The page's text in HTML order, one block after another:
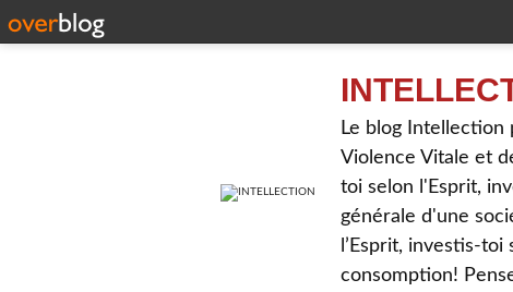
Le blog Intellection
Violence Vitale et
toi selon l'Esprit,
générale d'une
l’Esprit, investis-
consomption!